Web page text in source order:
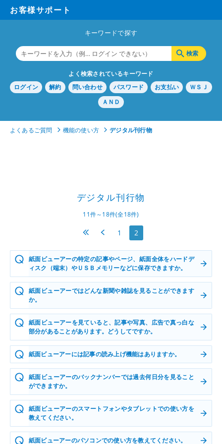
お客様サポート
キーワードで探す
よく検索されているキーワード
ログイン 解約 問い合わせ パスワード お支払い
ＷＳＪ
ＡＮＤ
よくあるご質問 機能の使い方 デジタル刊行物
デジタル刊行物
11件～18件(全18件)
最初へ 前へ1 2
紙面ビューアーの特定の記事やページ、紙面全体をハードデ
ィスク（端末）やＵＳＢメモリーなどに保存できますか。
紙面ビューアーではどんな新聞や雑誌を見ることができます
か。
紙面ビューアーを見ていると、記事や写真、広告で真っ白な
部分があることがあります。どうしてですか。
紙面ビューアーには記事の読み上げ機能はありますか。
紙面ビューアーのバックナンバーでは過去何日分を見ること
ができますか。
紙面ビューアーのスマートフォンやタブレットでの使い方を
教えてください。
紙面ビューアーのパソコンでの使い方を教えてください。